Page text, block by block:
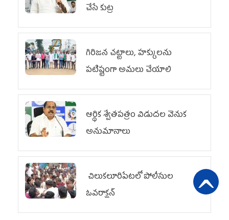
చేసే కుట్ర‌
గిరిజన చట్టాలు, హక్కులను
పటిష్టంగా అమలు చేయాలి
ఆర్థిక శ్వేతపత్రం విడుదల వెనుక
అనుమానాలు
చిలుక‌లూరిపేట‌లో పోలీసుల
ఓవ‌రాక్ష‌న్‌